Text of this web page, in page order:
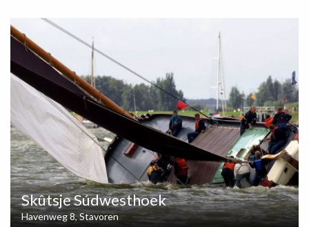
Skûtsje Súdwesthoek
Havenweg 8, Stavoren